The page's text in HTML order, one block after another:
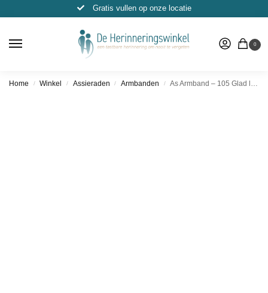
Gratis vullen op onze locatie
0
Home / Winkel / Assieraden / Armbanden / As Armband – 105 Glad leder Bruin